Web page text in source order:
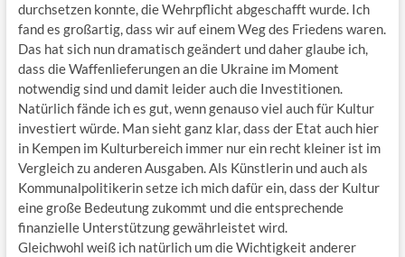
durchsetzen konnte, die Wehrpflicht abgeschafft wurde. Ich
fand es großartig, dass wir auf einem Weg des Friedens waren.
Das hat sich nun dramatisch geändert und daher glaube ich,
dass die Waffenlieferungen an die Ukraine im Moment
notwendig sind und damit leider auch die Investitionen.
Natürlich fände ich es gut, wenn genauso viel auch für Kultur
investiert würde. Man sieht ganz klar, dass der Etat auch hier
in Kempen im Kulturbereich immer nur ein recht kleiner ist im
Vergleich zu anderen Ausgaben. Als Künstlerin und auch als
Kommunalpolitikerin setze ich mich dafür ein, dass der Kultur
eine große Bedeutung zukommt und die entsprechende
finanzielle Unterstützung gewährleistet wird.
Gleichwohl weiß ich natürlich um die Wichtigkeit anderer